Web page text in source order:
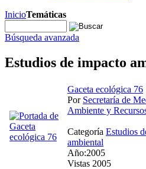
InicioTemáticas
Búsqueda avanzada
Estudios de impacto
Gaceta ecológica 76
Por Secretaría de
Ambiente y
Categoría Estudios
ambiental
Año:2005
Vistas 2005